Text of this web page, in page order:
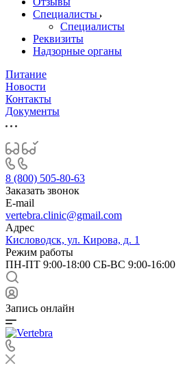
Специалисты
Специалисты
Реквизиты
Надзорные органы
Питание
Новости
Контакты
Документы
8 (800) 505-80-63
Заказать звонок
E-mail
vertebra.clinic@gmail.com
Адрес
Кисловодск, ул. Кирова, д. 1
Режим работы
ПН-ПТ 9:00-18:00 СБ-ВС 9:00-16:00
Запись онлайн